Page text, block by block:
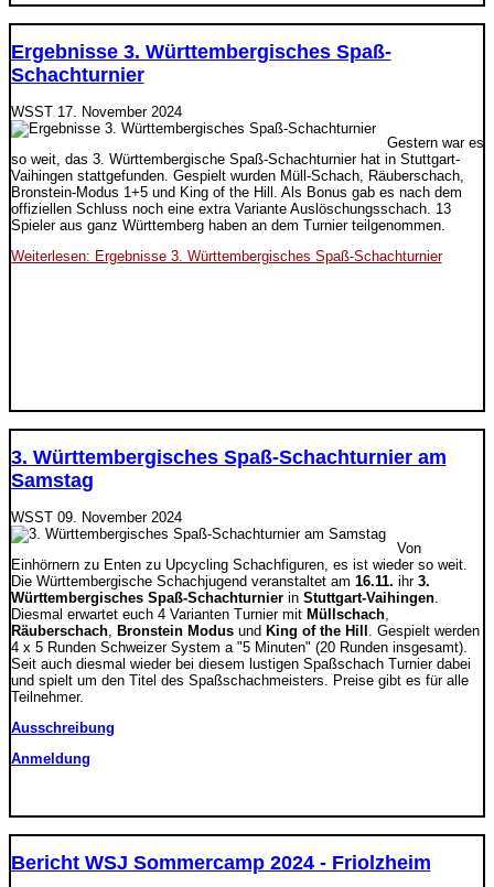
Ergebnisse 3. Württembergisches Spaß-
Schachturnier
WSST 17. November 2024
Gestern war es
so weit, das 3. Württembergische Spaß-Schachturnier hat in Stuttgart-
Vaihingen stattgefunden. Gespielt wurden Müll-Schach, Räuberschach,
Bronstein-Modus 1+5 und King of the Hill. Als Bonus gab es nach dem
offiziellen Schluss noch eine extra Variante Auslöschungsschach. 13
Spieler aus ganz Württemberg haben an dem Turnier teilgenommen.
Weiterlesen: Ergebnisse 3. Württembergisches Spaß-Schachturnier
3. Württembergisches Spaß-Schachturnier am
Samstag
WSST 09. November 2024
Von
Einhörnern zu Enten zu Upcycling Schachfiguren, es ist wieder so weit.
Die Württembergische Schachjugend veranstaltet am 16.11. ihr3.
Württembergisches Spaß-Schachturnierin Stuttgart-Vaihingen.
Diesmal erwartet euch 4 Varianten Turnier mit Müllschach,
Räuberschach, Bronstein Modusund King of the Hill
. Gespielt werden
4 x 5 Runden Schweizer System a "5 Minuten" (20 Runden insgesamt).
Seit auch diesmal wieder bei diesem lustigen Spaßschach Turnier dabei
und spielt um den Titel des Spaßschachmeisters. Preise gibt es für alle
Teilnehmer.
Ausschreibung
Anmeldung
Bericht WSJ Sommercamp 2024 - Friolzheim